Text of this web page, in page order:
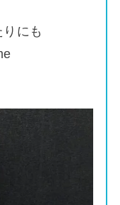
にも